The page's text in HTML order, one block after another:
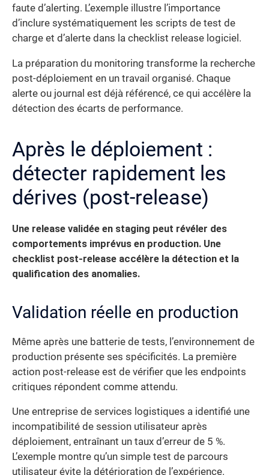
faute d’alerting. L’exemple illustre l’importance
d’inclure systématiquement les scripts de test de
charge et d’alerte dans la checklist release logiciel.
La préparation du monitoring transforme la recherche
post-déploiement en un travail organisé. Chaque
alerte ou journal est déjà référencé, ce qui accélère la
détection des écarts de performance.
Après le déploiement :
détecter rapidement les
dérives (post-release)
Une release validée en staging peut révéler des
comportements imprévus en production. Une
checklist post-release accélère la détection et la
qualification des anomalies.
Validation réelle en production
Même après une batterie de tests, l’environnement de
production présente ses spécificités. La première
action post-release est de vérifier que les endpoints
critiques répondent comme attendu.
Une entreprise de services logistiques a identifié une
incompatibilité de session utilisateur après
déploiement, entraînant un taux d’erreur de 5 %.
L’exemple montre qu’un simple test de parcours
utilisateur évite la détérioration de l’expérience.